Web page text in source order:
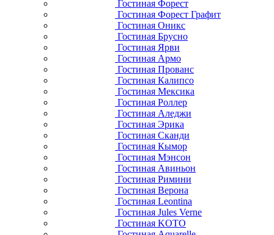
Гостиная Форест
Гостиная Форест Графит
Гостиная Оникс
Гостиная Брусно
Гостиная Ярви
Гостиная Армо
Гостиная Прованс
Гостиная Калипсо
Гостиная Мексика
Гостиная Роллер
Гостиная Аледжи
Гостиная Эрика
Гостиная Сканди
Гостиная Кымор
Гостиная Мэнсон
Гостиная Авиньон
Гостиная Римини
Гостиная Верона
Гостиная Leontina
Гостиная Jules Verne
Гостиная KOTO